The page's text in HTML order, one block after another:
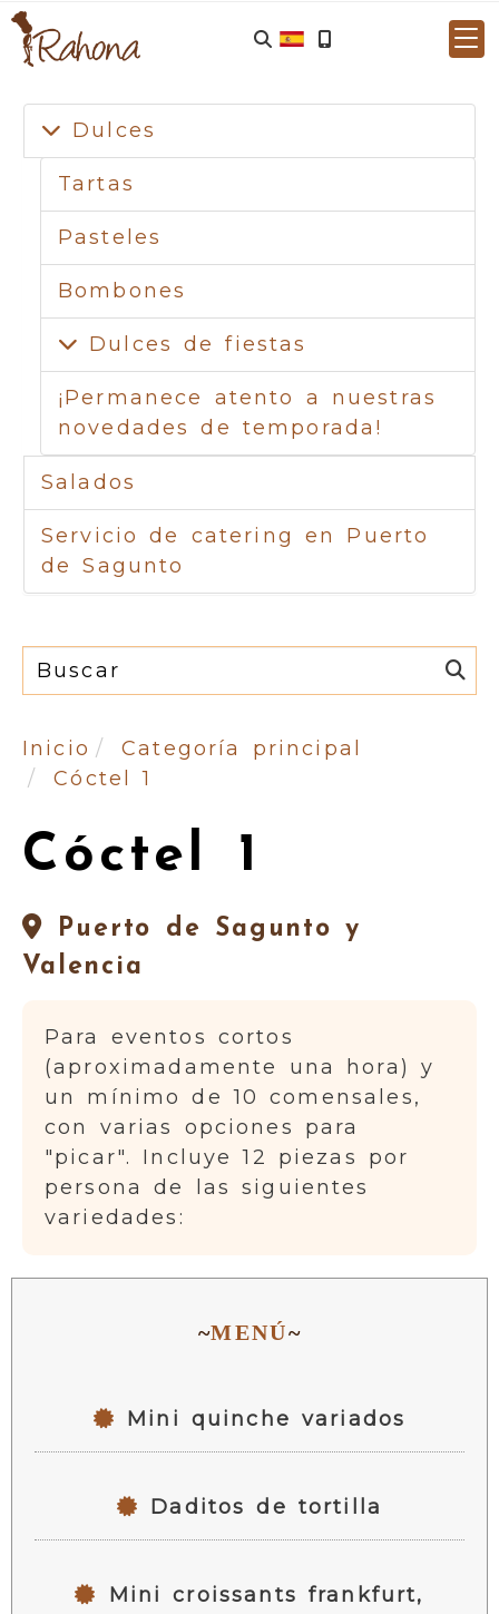
Dulces
Tartas
Pasteles
Bombones
Dulces de fiestas
¡Permanece atento a nuestras
novedades de temporada!
Salados
Servicio de catering en Puerto
de Sagunto
Inicio
Categoría principal
Cóctel 1
Cóctel 1
Puerto de Sagunto y
Valencia
Para eventos cortos
(aproximadamente una hora) y
un mínimo de 10 comensales,
con varias opciones para
"picar". Incluye 12 piezas por
persona de las siguientes
variedades:
MENÚ
Mini quinche variados
Daditos de tortilla
Mini croissants frankfurt,